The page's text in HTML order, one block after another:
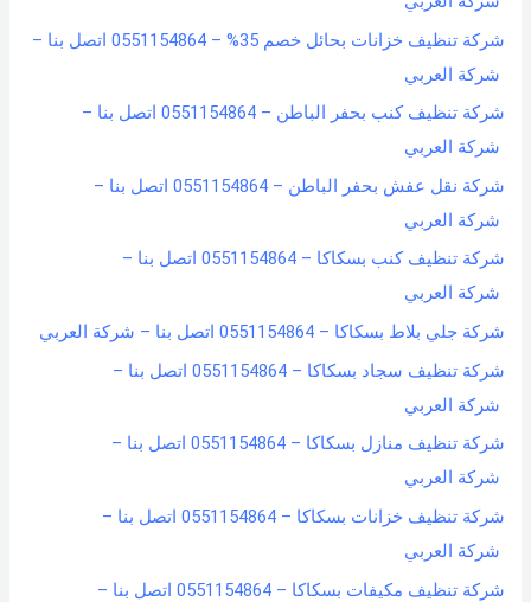
شركة تنظيف خزانات بحائل خصم 35% – 0551154864 اتصل بنا –
شركة العربي
شركة تنظيف كنب بحفر الباطن – 0551154864 اتصل بنا –
شركة العربي
شركة نقل عفش بحفر الباطن – 0551154864 اتصل بنا –
شركة العربي
شركة تنظيف كنب بسكاكا – 0551154864 اتصل بنا –
شركة العربي
شركة جلي بلاط بسكاكا – 0551154864 اتصل بنا – شركة العربي
شركة تنظيف سجاد بسكاكا – 0551154864 اتصل بنا –
شركة العربي
شركة تنظيف منازل بسكاكا – 0551154864 اتصل بنا –
شركة العربي
شركة تنظيف خزانات بسكاكا – 0551154864 اتصل بنا –
شركة العربي
شركة تنظيف مكيفات بسكاكا – 0551154864 اتصل بنا –